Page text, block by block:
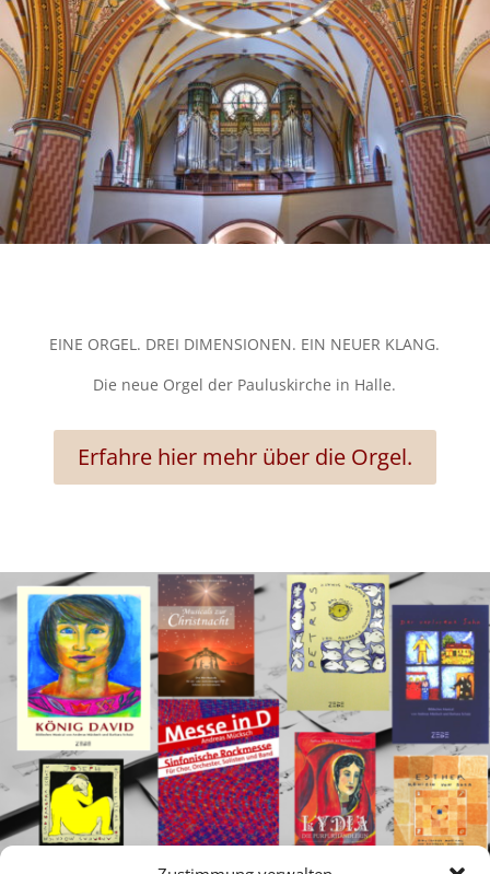
EINE ORGEL. DREI DIMENSIONEN. EIN NEUER KLANG.
Die neue Orgel der Pauluskirche in Halle.
Erfahre hier mehr über die Orgel.